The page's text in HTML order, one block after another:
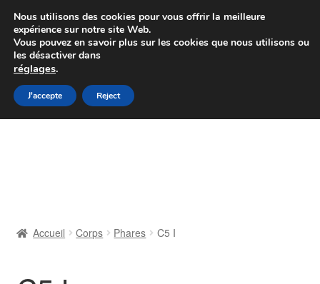
Colissimo livraison à partir de 7 EUR
Du lundi au vendredi de 9 h à 16 h
Aller
à
Aller
au
Accueil Corps Phares C5 I
Nous utilisons des cookies pour vous offrir la meilleure
expérience sur notre site Web.
Vous pouvez en savoir plus sur les cookies que nous utilisons ou
les désactiver dans
réglages.
J'accepte Reject